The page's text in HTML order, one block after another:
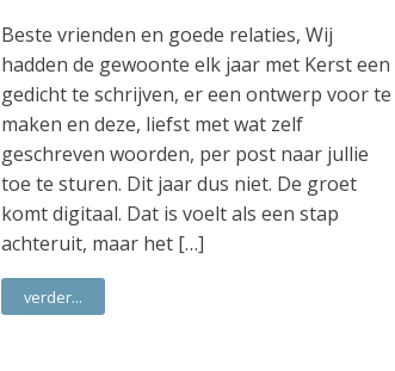
Beste vrienden en goede relaties, Wij
hadden de gewoonte elk jaar met Kerst een
gedicht te schrijven, er een ontwerp voor te
maken en deze, liefst met wat zelf
geschreven woorden, per post naar jullie
toe te sturen. Dit jaar dus niet. De groet
komt digitaal. Dat is voelt als een stap
achteruit, maar het […]
verder...